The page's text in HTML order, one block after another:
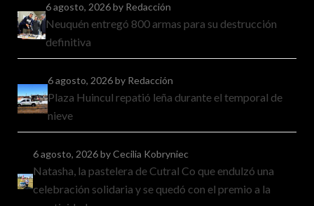
6 agosto, 2026by Redacción
Neuquén entregó 800 armas para su destrucción
definitiva
6 agosto, 2026by Redacción
Plaza Huincul repatió leña durante el temporal de
nieve
6 agosto, 2026by Cecilia Kobryniec
Natasha, la pastelera de Cutral Co que endulzó una
celebración solidaria y se quedó con el premio a la